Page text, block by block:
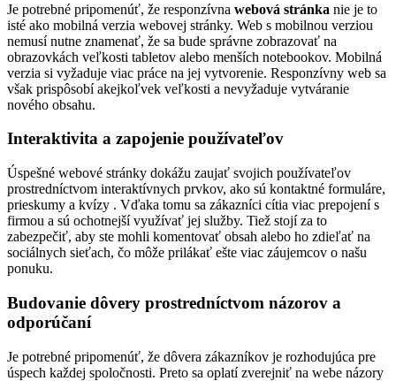
Je potrebné pripomenúť, že responzívna webová stránka nie je to
isté ako mobilná verzia webovej stránky. Web s mobilnou verziou
nemusí nutne znamenať, že sa bude správne zobrazovať na
obrazovkách veľkosti tabletov alebo menších notebookov. Mobilná
verzia si vyžaduje viac práce na jej vytvorenie. Responzívny web sa
však prispôsobí akejkoľvek veľkosti a nevyžaduje vytváranie
nového obsahu.
Interaktivita a zapojenie používateľov
Úspešné webové stránky dokážu zaujať svojich používateľov
prostredníctvom interaktívnych prvkov, ako sú kontaktné formuláre,
prieskumy a kvízy . Vďaka tomu sa zákazníci cítia viac prepojení s
firmou a sú ochotnejší využívať jej služby. Tiež stojí za to
zabezpečiť, aby ste mohli komentovať obsah alebo ho zdieľať na
sociálnych sieťach, čo môže prilákať ešte viac záujemcov o našu
ponuku.
Budovanie dôvery prostredníctvom názorov a
odporúčaní
Je potrebné pripomenúť, že dôvera zákazníkov je rozhodujúca pre
úspech každej spoločnosti. Preto sa oplatí zverejniť na webe názory